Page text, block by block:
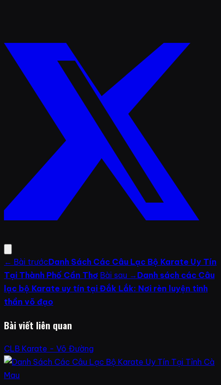
← Bài trướcDanh Sách Các Câu Lạc Bộ Karate Uy Tín
Tại Thành Phố Cần Thơ Bài sau → Danh sách các Câu
lạc bộ Karate uy tín tại Đắk Lắk: Nơi rèn luyện tinh
thần võ đạo
Bài viết liên quan
CLB Karate - Võ Đường